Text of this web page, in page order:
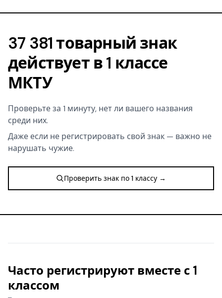
37 381 товарный знак
действует в 1 классе
МКТУ
Проверьте за 1 минуту, нет ли вашего названия
среди них.
Даже если не регистрировать свой знак — важно не
нарушать чужие.
Проверить знак по 1 классу →
Часто регистрируют вместе с 1
классом